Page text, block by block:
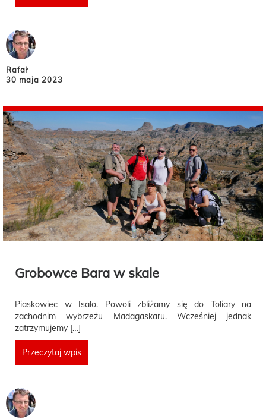
Rafał
30 maja 2023
Grobowce Bara w skale
Piaskowiec w Isalo. Powoli zbliżamy się do Toliary na
zachodnim wybrzeżu Madagaskaru. Wcześniej jednak
zatrzymujemy […]
Przeczytaj wpis